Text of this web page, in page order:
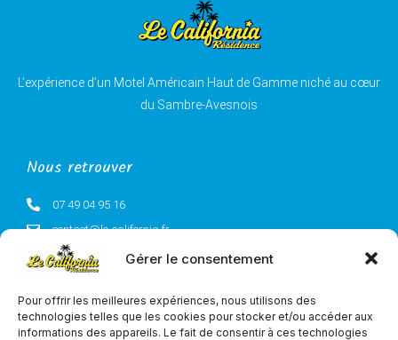
Gérer le consentement
Pour offrir les meilleures expériences, nous utilisons des
technologies telles que les cookies pour stocker et/ou accéder aux
informations des appareils. Le fait de consentir à ces technologies
L’expérience d’un Motel Américain Haut de Gamme niché au cœur
du Sambre-Avesnois
Nous retrouver
07 49 04 95 16
contact@le-california.fr
67 bis Rue Jean Jaurès, 59330 Neuf-Mesnil
Juridique